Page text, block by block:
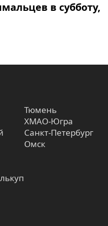
в субботу,
Тюмень
ХМАО-Югра
Санкт-Петербург
Омск